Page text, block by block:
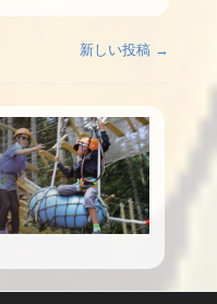
新しい投稿 →